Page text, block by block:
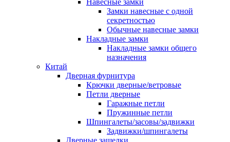
Навесные замки
Замки навесные с одной
секретностью
Обычные навесные замки
Накладные замки
Накладные замки общего
назначения
Китай
Дверная фурнитура
Крючки дверные/ветровые
Петли дверные
Гаражные петли
Пружинные петли
Шпингалеты/засовы/задвижки
Задвижки/шпингалеты